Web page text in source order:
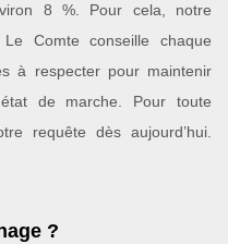
8 %. Pour cela, notre
Comte conseille chaque
à respecter pour maintenir
de marche. Pour toute
requête dès aujourd’hui.
?